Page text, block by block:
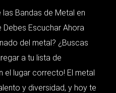
las Bandas de Metal en
Debes Escuchar Ahora
del metal? ¿Buscas
a tu lista de
el lugar correcto! El metal
y diversidad, y hoy te